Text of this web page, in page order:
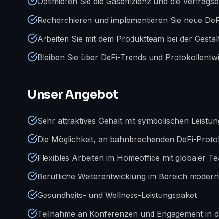
Recherchieren und implementieren Sie neue
Arbeiten Sie mit dem Produktteam bei der
Bleiben Sie über DeFi-Trends und
Unser Angebot
Sehr attraktives Gehalt mit symbolischen
Die Möglichkeit, an bahnbrechenden DeFi-
Flexibles Arbeiten im Homeoffice mit globaler
Berufliche Weiterentwicklung im Bereich
Gesundheits- und Wellness-Leistungspaket
Teilnahme an Konferenzen und Engagement in